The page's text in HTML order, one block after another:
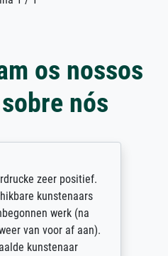
os nossos
nós
zeer positief.
kunstenaars
werk (na
van voor af aan).
kunstenaar